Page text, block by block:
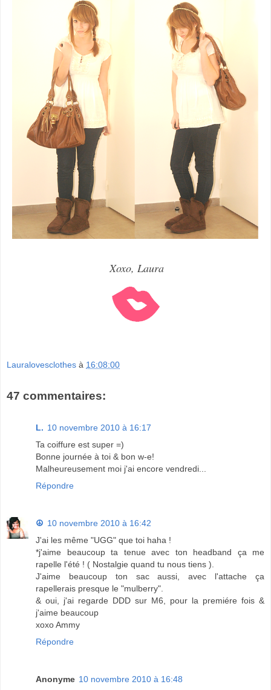
Xoxo, Laura
Lauralovesclothes à 16:08:00
47 commentaires:
L. 10 novembre 2010 à 16:17
Ta coiffure est super =)
Bonne journée à toi & bon w-e!
Malheureusement moi j'ai encore vendredi...
Répondre
☮ 10 novembre 2010 à 16:42
J'ai les même "UGG" que toi haha !
*j'aime beaucoup ta tenue avec ton headband ça me
rapelle l'été ! ( Nostalgie quand tu nous tiens ).
J'aime beaucoup ton sac aussi, avec l'attache ça
rapellerais presque le "mulberry".
& oui, j'ai regarde DDD sur M6, pour la premiére fois &
j'aime beaucoup
xoxo Ammy
Répondre
Anonyme 10 novembre 2010 à 16:48